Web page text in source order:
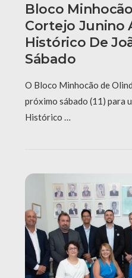
Bloco
Cortejo Junino
Histórico De
Sábado
O Bloco Minhocão de
próximo sábado (11) para
Histórico …